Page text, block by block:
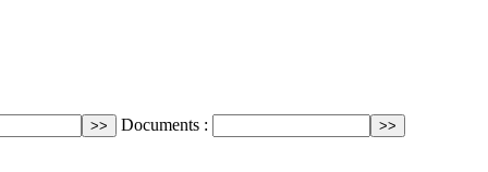
Documents :